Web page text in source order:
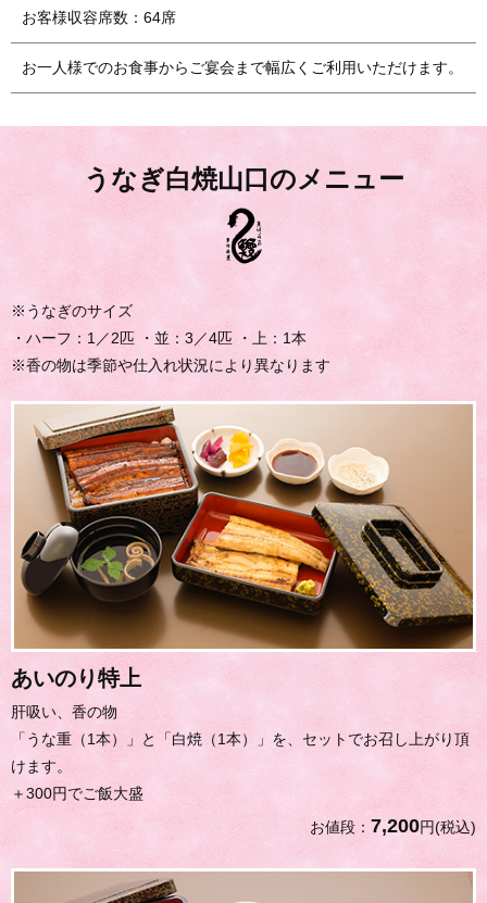
お客様収容席数：64席
お一人様でのお食事からご宴会まで幅広くご利用いただけます。
うなぎ白焼山口のメニュー
※うなぎのサイズ
・ハーフ：1／2匹 ・並：3／4匹 ・上：1本
※香の物は季節や仕入れ状況により異なります
あいのり特上
肝吸い、香の物
「うな重（1本）」と「白焼（1本）」を、セットでお召し上がり頂
けます。
＋300円でご飯大盛
お値段： 7,200円(税込)